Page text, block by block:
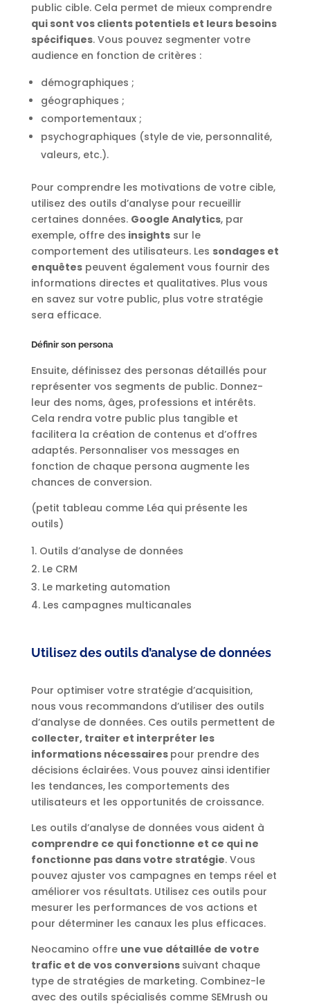
public cible. Cela permet de mieux comprendre
qui sont vos clients potentiels et leurs besoins
spécifiques. Vous pouvez segmenter votre
audience en fonction de critères :
démographiques ;
géographiques ;
comportementaux ;
psychographiques (style de vie, personnalité,
valeurs, etc.).
Pour comprendre les motivations de votre cible,
utilisez des outils d’analyse pour recueillir
certaines données. Google Analytics, par
exemple, offre des insightssur le
comportement des utilisateurs. Les sondages et
enquêtespeuvent également vous fournir des
informations directes et qualitatives. Plus vous
en savez sur votre public, plus votre stratégie
sera efficace.
Définir son persona
Ensuite, définissez des personas détaillés pour
représenter vos segments de public. Donnez-
leur des noms, âges, professions et intérêts.
Cela rendra votre public plus tangible et
facilitera la création de contenus et d’offres
adaptés. Personnaliser vos messages en
fonction de chaque persona augmente les
chances de conversion.
(petit tableau comme Léa qui présente les
outils)
Outils d’analyse de données
Le CRM
Le marketing automation
Les campagnes multicanales
Utilisez des outils d’analyse de données
Pour optimiser votre stratégie d’acquisition,
nous vous recommandons d’utiliser des outils
d’analyse de données. Ces outils permettent de
collecter, traiter et interpréter les
informations nécessaires pour prendre des
décisions éclairées. Vous pouvez ainsi identifier
les tendances, les comportements des
utilisateurs et les opportunités de croissance.
Les outils d’analyse de données vous aident à
comprendre ce qui fonctionne et ce qui ne
fonctionne pas dans votre stratégie. Vous
pouvez ajuster vos campagnes en temps réel et
améliorer vos résultats. Utilisez ces outils pour
mesurer les performances de vos actions et
pour déterminer les canaux les plus efficaces.
Neocamino offre une vue détaillée de votre
trafic et de vos conversions suivant chaque
type de stratégies de marketing. Combinez-le
avec des outils spécialisés comme SEMrush ou